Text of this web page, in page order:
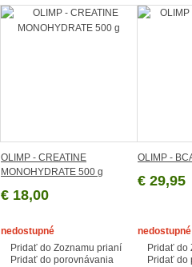
OLIMP - CREATINE
MONOHYDRATE 500 g
€ 18,00
nedostupné
Pridať do Zoznamu prianí
Pridať do porovnávania
OLIMP -
€ 29,95
nedostupné
Pridať do
Pridať do